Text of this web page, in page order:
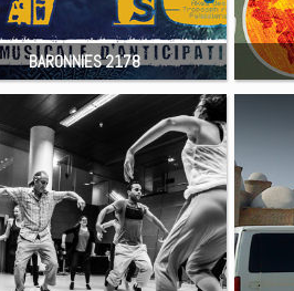
BARONNIES 2178